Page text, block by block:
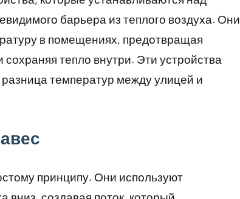
барьера из теплого воздуха. Они
в помещениях, предотвращая
тепло внутри. Эти устройства
температур между улицей и
принципу. Они используют